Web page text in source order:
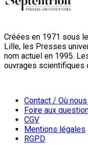
Créées en 1971 sous
Lille, les Presses
nom actuel en 1995.
ouvrages scientifiques
Contact / Où
Foire aux
CGV
Mentions légales
RGPD